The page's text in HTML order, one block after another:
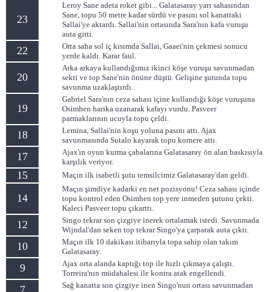
23
Leroy Sane adeta roket gibi... Galatasaray yarı sahasından
Sane, topu 50 metre kadar sürdü ve pasını sol kanattaki
Sallai'ye aktardı. Sallai'nin ortasında Sara'nın kafa vuruşu
auta gitti.
22
Orta saha sol iç kısımda Sallai, Gaaei'nin çekmesi sonucu
yerde kaldı. Karar faul.
20
Arka arkaya kullandığımız ikinci köşe vuruşu savunmadan
sekti ve top Sane'nin önüne düştü. Gelişine şutunda topu
savunma uzaklaştırdı.
19
Gabriel Sara'nın ceza sahası içine kullandığı köşe vuruşuna
Osimhen harika uzanarak kafayı vurdu. Pasveer
parmaklarının ucuyla topu çeldi.
18
Lemina, Sallai'nin koşu yoluna pasını attı. Ajax
savunmasında Sutalo kayarak topu kornere attı.
17
Ajax'ın oyun kurma çabalarına Galatasaray ön alan baskısıyla
karşılık veriyor.
15 Maçın ilk isabetli şutu temsilcimiz Galatasaray'dan geldi.
14
Maçın şimdiye kadarki en net pozisyonu! Ceza sahası içinde
topu kontrol eden Osimhen top yere inmeden şutunu çekti.
Kaleci Pasveer topu çıkarttı.
12
Singo tekrar son çizgiye inerek ortalamak istedi. Savunmada
Wijndal'dan seken top tekrar Singo'ya çarparak auta çıktı.
10
Maçın ilk 10 dakikası itibarıyla topa sahip olan takım
Galatasaray.
9
Ajax orta alanda kaptığı top ile hızlı çıkmaya çalıştı.
Torreira'nın müdahalesi ile kontra atak engellendi.
7
Sağ kanatta son çizgiye inen Singo'nun ortası savunmadan